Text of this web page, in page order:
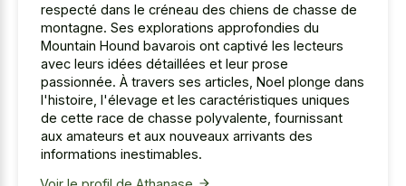
respecté dans le créneau des chiens de chasse de
montagne. Ses explorations approfondies du
Mountain Hound bavarois ont captivé les lecteurs
avec leurs idées détaillées et leur prose
passionnée. À travers ses articles, Noel plonge dans
l'histoire, l'élevage et les caractéristiques uniques
de cette race de chasse polyvalente, fournissant
aux amateurs et aux nouveaux arrivants des
informations inestimables.